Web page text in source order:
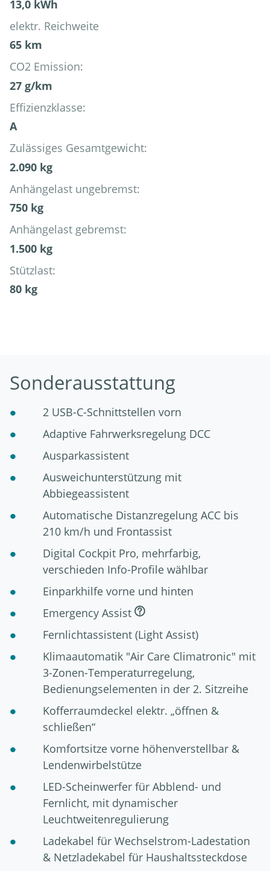
13,0 kWh
elektr. Reichweite
65 km
CO2 Emission:
27 g/km
Effizienzklasse:
A
Zulässiges Gesamtgewicht:
2.090 kg
Anhängelast ungebremst:
750 kg
Anhängelast gebremst:
1.500 kg
Stützlast:
80 kg
Sonderausstattung
2 USB-C-Schnittstellen vorn
Adaptive Fahrwerksregelung DCC
Ausparkassistent
Ausweichunterstützung mit
Abbiegeassistent
Automatische Distanzregelung ACC bis
210 km/h und Frontassist
Digital Cockpit Pro, mehrfarbig,
verschieden Info-Profile wählbar
Einparkhilfe vorne und hinten
Emergency Assist
Fernlichtassistent (Light Assist)
Klimaautomatik "Air Care Climatronic" mit
3-Zonen-Temperaturregelung,
Bedienungselementen in der 2. Sitzreihe
Kofferraumdeckel elektr. „öffnen &
schließen“
Komfortsitze vorne höhenverstellbar &
Lendenwirbelstütze
LED-Scheinwerfer für Abblend- und
Fernlicht, mit dynamischer
Leuchtweitenregulierung
Ladekabel für Wechselstrom-Ladestation
& Netzladekabel für Haushaltssteckdose